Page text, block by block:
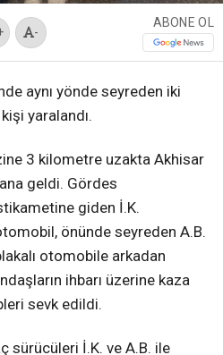
-
ABONE OL
aynı yönde seyreden iki
yaralandı.
3 kilometre uzakta Akhisar
geldi. Gördes
giden İ.K.
önünde seyreden A.B.
otomobile arkadan
ihbarı üzerine kaza
sevk edildi.
sürücüleri İ.K. ve A.B. ile